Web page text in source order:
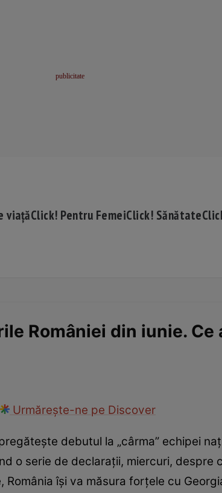
viațăClick! Pentru FemeiClick! Sănătate
României din iunie. Ce
Urmărește-ne pe Discover
debutul la „cârma” echipei
o serie de declarații, miercuri, despre
își va măsura forțele cu